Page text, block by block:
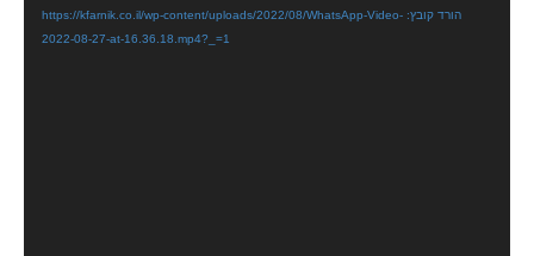
הורד קובץ: https://kfarnik.co.il/wp-content/uploads/2022/08/WhatsApp-Video-
2022-08-27-at-16.36.18.mp4?_=1